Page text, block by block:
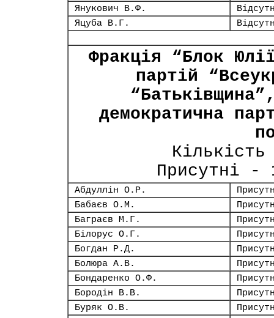
Янукович В.Ф.
Яцуба В.Г.
Фракція “Блок
партій
демократична
Присутні
Абдуллін О.Р.
Бабаєв О.М.
Баграєв М.Г.
Білорус О.Г.
Богдан Р.Д.
Болюра А.В.
Бондаренко О.Ф.
Бородін В.В.
Буряк О.В.